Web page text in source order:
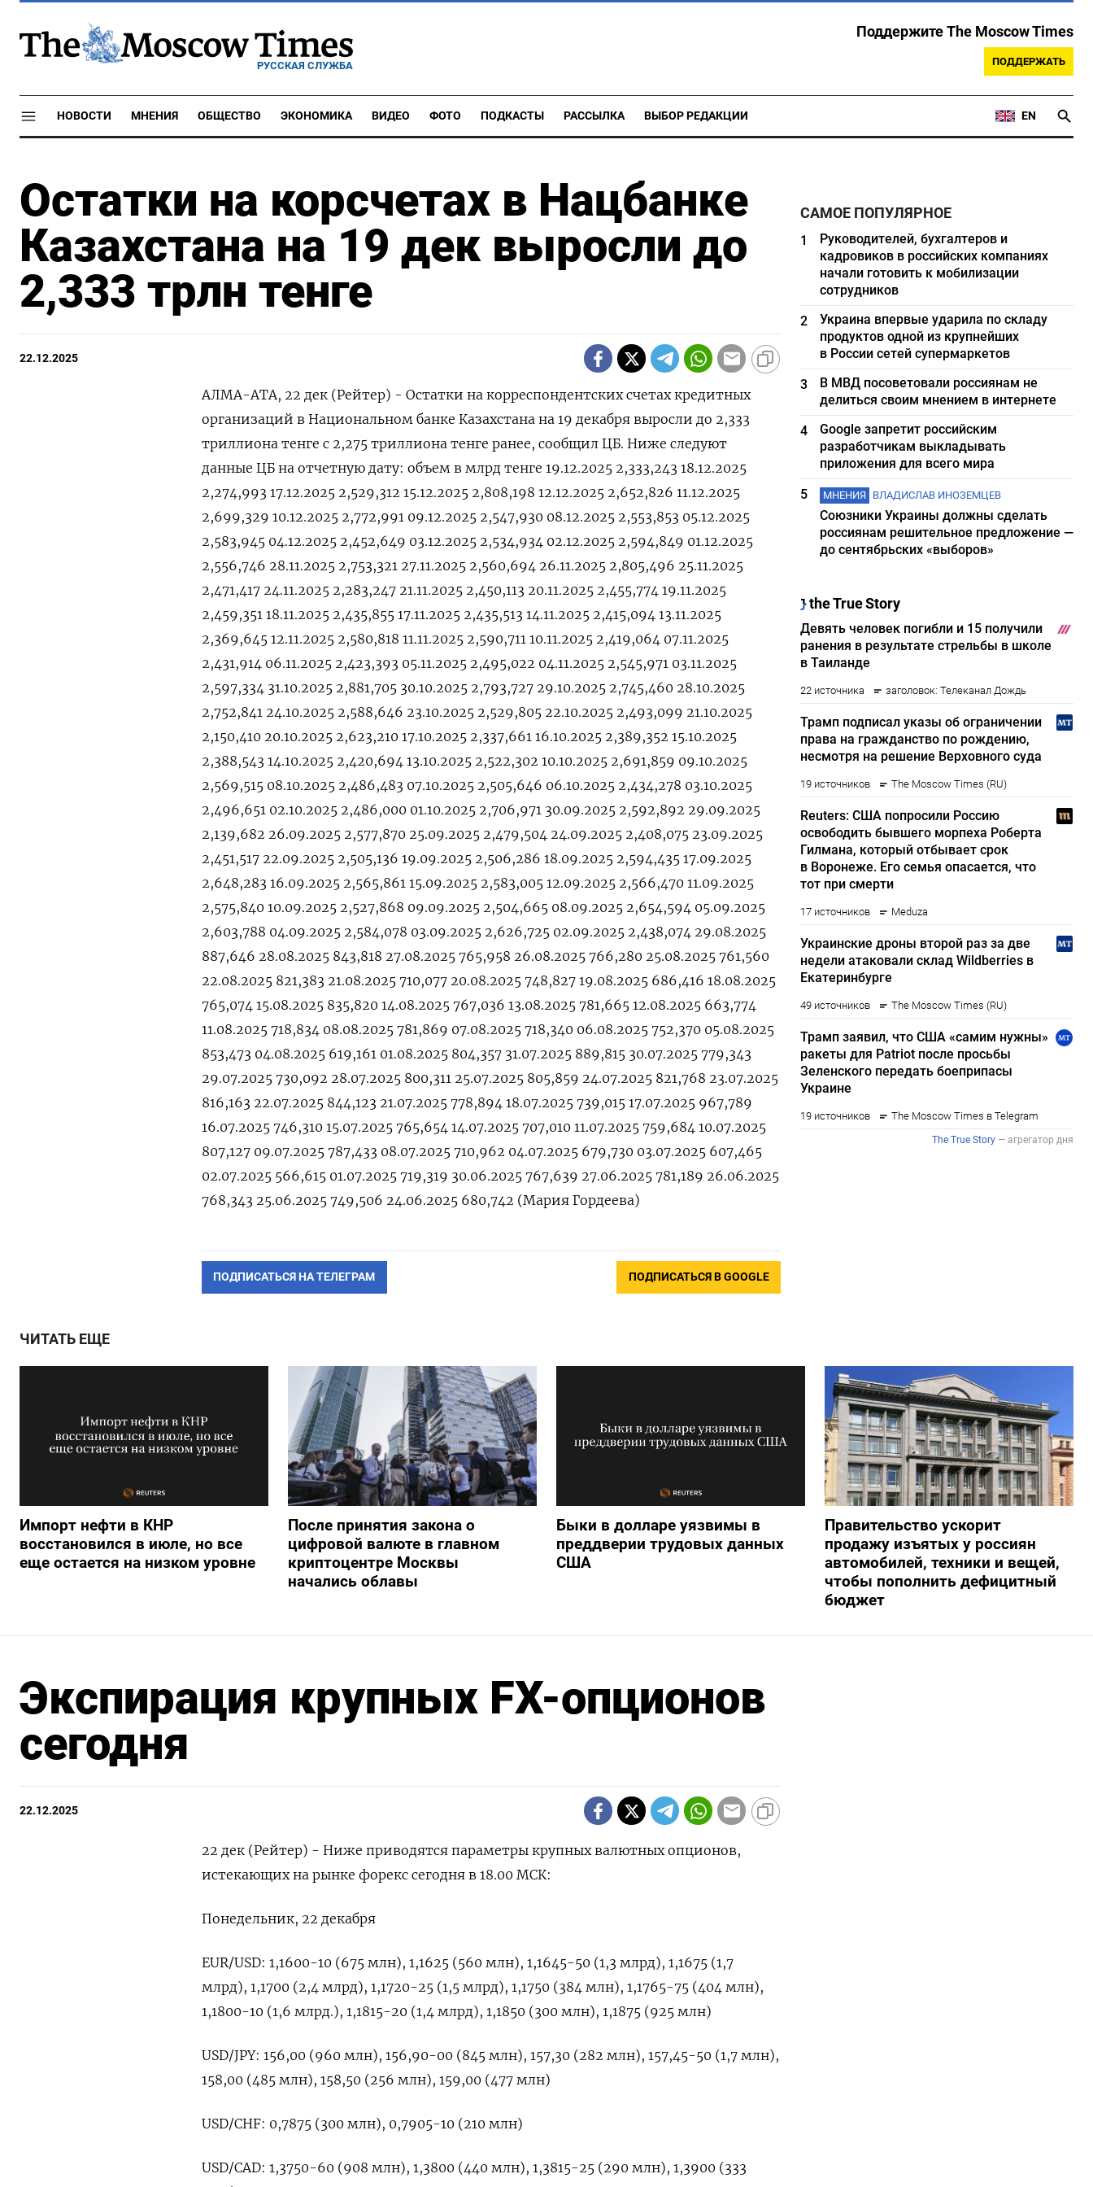
РУССКАЯ СЛУЖБА
Поддержите The Moscow Times
ПОДДЕРЖАТЬ
НОВОСТИ МНЕНИЯ ОБЩЕСТВО ЭКОНОМИКА ВИДЕО ФОТО ПОДКАСТЫ РАССЫЛКА ВЫБОР РЕДАКЦИИ EN
Остатки на корсчетах в Нацбанке
Казахстана на 19 дек выросли до
2,333 трлн тенге
22.12.2025
АЛМА-АТА, 22 дек (Рейтер) - ⁠Остатки на корреспондентских счетах кредитных
⁠организаций ​в ⁠Национальном ⁠банке Казахстана ‌на 19 ‍декабря ‌выросли до ​2,333
триллиона тенге ⁠с ‍2,275 триллиона тенге ‌ранее, сообщил ЦБ. Ниже следуют
‍данные ‍ЦБ на ‍отчетную дату: объем в млрд ⁠тенге 19.12.2025 2,333,243 18.12.2025
2,274,993 17.12.2025 2,529,312 15.12.2025 2,808,198 12.12.2025 2,652,826 11.12.2025
2,699,329 10.12.2025 2,772,991 09.12.2025 2,547,930 08.12.2025 2,553,853 05.12.2025
2,583,945 04.12.2025 2,452,649 03.12.2025 2,534,934 02.12.2025 2,594,849 01.12.2025
2,556,746 28.11.2025 2,753,321 27.11.2025 2,560,694 26.11.2025 2,805,496 25.11.2025
2,471,417 24.11.2025 2,283,247 21.11.2025 2,450,113 20.11.2025 2,455,774 19.11.2025
2,459,351 18.11.2025 2,435,855 17.11.2025 2,435,513 14.11.2025 2,415,094 13.11.2025
2,369,645 12.11.2025 2,580,818 11.11.2025 2,590,711 10.11.2025 2,419,064 07.11.2025
2,431,914 06.11.2025 2,423,393 05.11.2025 2,495,022 04.11.2025 2,545,971 03.11.2025
2,597,334 31.10.2025 2,881,705 30.10.2025 2,793,727 29.10.2025 2,745,460 28.10.2025
2,752,841 24.10.2025 2,588,646 23.10.2025 2,529,805 22.10.2025 2,493,099 21.10.2025
2,150,410 20.10.2025 2,623,210 17.10.2025 2,337,661 16.10.2025 2,389,352 15.10.2025
2,388,543 14.10.2025 2,420,694 13.10.2025 2,522,302 10.10.2025 2,691,859 09.10.2025
2,569,515 08.10.2025 2,486,483 07.10.2025 2,505,646 06.10.2025 2,434,278 03.10.2025
2,496,651 02.10.2025 2,486,000 01.10.2025 2,706,971 30.09.2025 2,592,892 29.09.2025
2,139,682 26.09.2025 2,577,870 25.09.2025 2,479,504 24.09.2025 2,408,075 23.09.2025
2,451,517 22.09.2025 2,505,136 19.09.2025 2,506,286 18.09.2025 2,594,435 17.09.2025
2,648,283 16.09.2025 2,565,861 15.09.2025 2,583,005 12.09.2025 2,566,470 11.09.2025
2,575,840 10.09.2025 2,527,868 09.09.2025 2,504,665 08.09.2025 2,654,594 05.09.2025
2,603,788 04.09.2025 2,584,078 03.09.2025 2,626,725 02.09.2025 2,438,074 29.08.2025
887,646 28.08.2025 843,818 27.08.2025 765,958 26.08.2025 766,280 25.08.2025 761,560
22.08.2025 821,383 21.08.2025 710,077 20.08.2025 748,827 19.08.2025 686,416 18.08.2025
765,074 15.08.2025 835,820 14.08.2025 767,036 13.08.2025 781,665 12.08.2025 663,774
11.08.2025 718,834 08.08.2025 781,869 07.08.2025 718,340 06.08.2025 752,370 05.08.2025
853,473 04.08.2025 619,161 01.08.2025 804,357 31.07.2025 889,815 30.07.2025 779,343
29.07.2025 730,092 28.07.2025 800,311 25.07.2025 805,859 24.07.2025 821,768 23.07.2025
816,163 22.07.2025 844,123 21.07.2025 778,894 18.07.2025 739,015 17.07.2025 967,789
16.07.2025 746,310 15.07.2025 765,654 14.07.2025 707,010 11.07.2025 759,684 10.07.2025
807,127 09.07.2025 787,433 08.07.2025 710,962 04.07.2025 679,730 03.07.2025 607,465
02.07.2025 566,615 01.07.2025 719,319 30.06.2025 767,639 27.06.2025 781,189 26.06.2025
768,343 25.06.2025 749,506 24.06.2025 680,742 (Мария Гордеева)
ПОДПИСАТЬСЯ НА ТЕЛЕГРАМ ПОДПИСАТЬСЯ В GOOGLE
САМОЕ ПОПУЛЯРНОЕ
1
Руководителей, бухгалтеров и
кадровиков в российских компаниях
начали готовить к мобилизации
сотрудников
2
Украина впервые ударила по складу
продуктов одной из крупнейших
в России сетей супермаркетов
3
В МВД посоветовали россиянам не
делиться своим мнением в интернете
4
Google запретит российским
разработчикам выкладывать
приложения для всего мира
5
МНЕНИЯ ВЛАДИСЛАВ ИНОЗЕМЦЕВ
Союзники Украины должны сделать
россиянам решительное предложение —
до сентябрьских «выборов»
ЧИТАТЬ ЕЩЕ
Импорт нефти в КНР
восстановился в июле, но все
еще остается на низком уровне
После принятия закона о
цифровой валюте в главном
криптоцентре Москвы
начались облавы
Быки в долларе уязвимы в
преддверии трудовых данных
США
Правительство ускорит
продажу изъятых у россиян
автомобилей, техники и вещей,
чтобы пополнить дефицитный
бюджет
Экспирация крупных FX-опционов
сегодня
22.12.2025
22 дек (Рейтер) - Ниже приводятся параметры крупных валютных опционов,
истекающих на рынке форекс сегодня в 18.00 МСК:
Понедельник, 22 декабря
EUR/USD: 1,1600-⁠10 (675 млн), 1,1625 (560 млн), 1,1645-50 (1,3 млрд), 1,1675 (1,7
млрд), 1,1700 (2,⁠4 млрд), 1,​1720-25 (1,5 млрд), 1,⁠1750 (384 млн), 1,1765-75 (404 млн),
1,1800-10 (⁠1,6 млрд.), 1,1815-20 (1,4 млрд), 1,1850 (300 ‌млн), 1,1875 (925 млн)
USD/JPY: 156,00 (‍960 млн), 156,90-00 (845 млн), 157,30 (‌282 млн), 157,45-50 (1,7 млн),
158,00 (​485 млн), 158,50 (256 млн), 159,00 (477 млн)
USD/CHF: 0,7875 (300 млн), 0,7905-10 (⁠210 млн)
USD/CAD: 1,3750-‍60 (908 млн), 1,3800 (440 млн), 1,3815-‌25 (290 млн), 1,3900 (333